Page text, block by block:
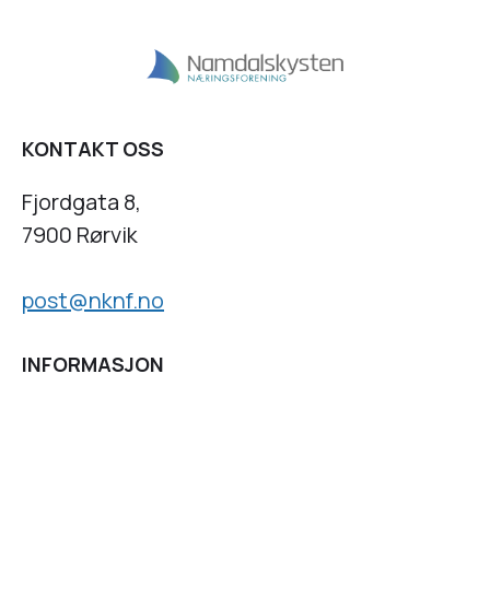
KONTAKT OSS
Fjordgata 8,
7900 Rørvik
post@nknf.no
INFORMASJON